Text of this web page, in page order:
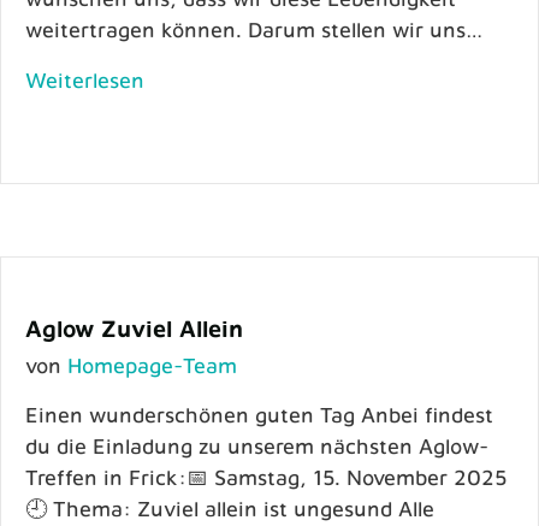
weitertragen können. Darum stellen wir uns…
Weiterlesen
Aglow Zuviel Allein
von Homepage-Team
Einen wunderschönen guten Tag Anbei findest
du die Einladung zu unserem nächsten Aglow-
Treffen in Frick:📅 Samstag, 15. November 2025
🕘 Thema: Zuviel allein ist ungesund Alle